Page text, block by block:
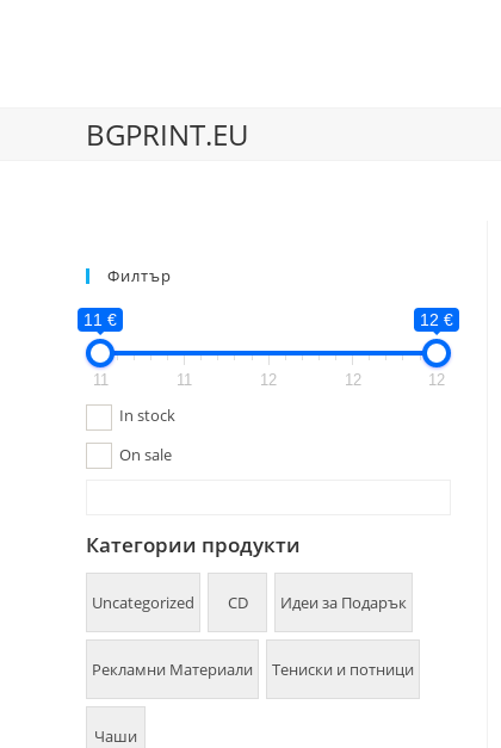
BGPRINT.EU
Филтър
11 € 12 €
11 11 12 12 12
In stock
On sale
Категории продукти
Uncategorized CD Идеи за Подарък
Рекламни Материали Тениски и потници
Чаши